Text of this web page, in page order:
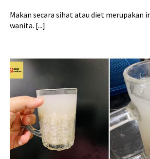
Makan secara sihat atau diet merupakan
wanita. [...]